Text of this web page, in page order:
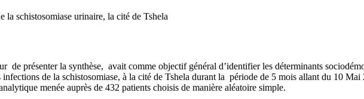
schistosomiase urinaire, la cité de Tshela
de présenter la synthèse, avait comme objectif général d’identifier les déterminants
infections de la schistosomiase, à la cité de Tshela durant la période de 5 mois allant du 10
menée auprès de 432 patients choisis de manière aléatoire simple.